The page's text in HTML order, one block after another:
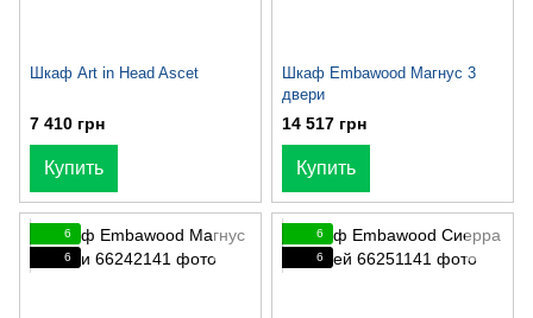
Шкаф Art in Head Ascet
7 410 грн
Купить
Шкаф Embawood Магнус 3
двери
14 517 грн
Купить
6
6
6
6